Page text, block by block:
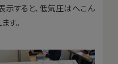
示すると、低気圧はへこん
す。